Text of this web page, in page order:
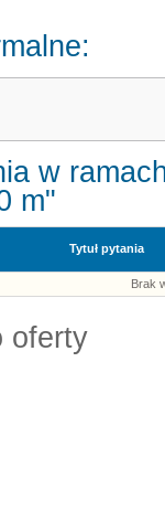
w
m"
Tytuł pytania
Brak
oferty